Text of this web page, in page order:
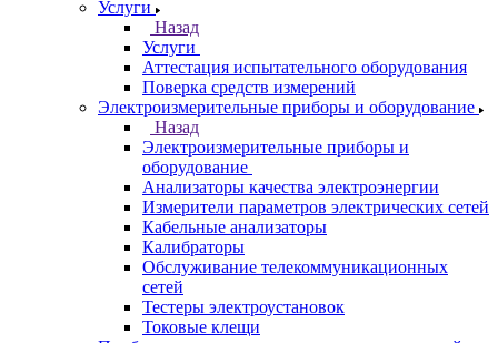
Услуги
Назад
Услуги
Аттестация испытательного оборудования
Поверка средств измерений
Электроизмерительные приборы и оборудование
Назад
Электроизмерительные приборы и
оборудование
Анализаторы качества электроэнергии
Измерители параметров электрических сетей
Кабельные анализаторы
Калибраторы
Обслуживание телекоммуникационных
сетей
Тестеры электроустановок
Токовые клещи